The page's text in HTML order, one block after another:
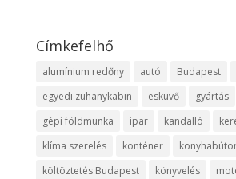
Címkefelhő
alumínium redőny autó Budapest
egyedi zuhanykabin
esküvő gyártás
gépi földmunka
ipar kandalló
klíma szerelés
konténer
költöztetés Budapest
könyvelés